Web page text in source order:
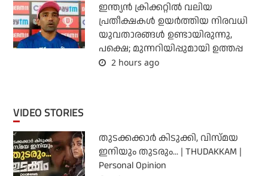
ഇന്ത്യന്‍ ക്രിക്കറ്റില്‍ വലിയ
പ്രതീക്ഷകള്‍ ഉയര്‍ത്തിയ നിരവധി
യുവതാരങ്ങള്‍ ഉണ്ടായിരുന്നു,
പക്ഷെ; മുന്നറിയിപ്പുമായി ഉത്തപ്പ
2 hours ago
VIDEO STORIES
തുടക്കക്കാര്‍ കിടുക്കി, വിസ്മയ
ഇനിയും തുടരും... | THUDAKKAM |
Personal Opinion